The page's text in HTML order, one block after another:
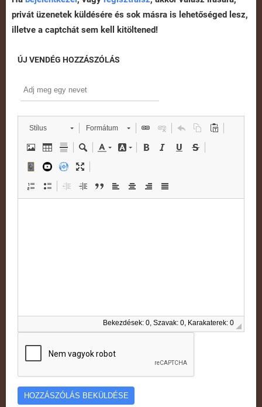
privát üzenetek küldésére és sok másra is lehetőséged lesz,
illetve a captchát sem kell kitöltened!
ÚJ VENDÉG HOZZÁSZÓLÁS
Stílus Formátum
Bekezdések: 0, Szavak: 0, Karakaterek: 0